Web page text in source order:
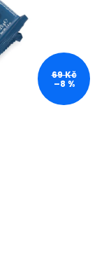
69 Kč
–8 %